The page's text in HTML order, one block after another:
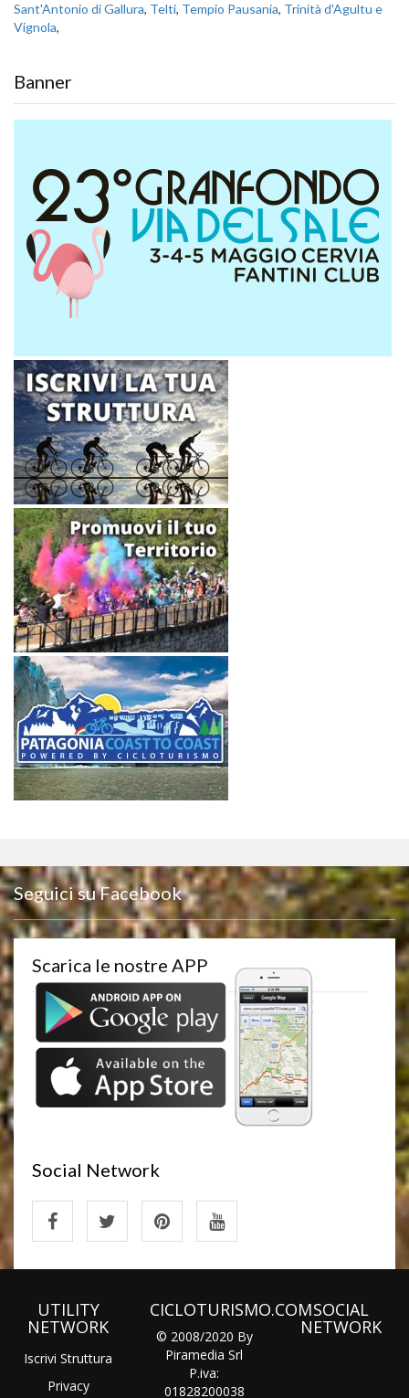
Sant'Antonio di Gallura, Telti, Tempio Pausania, Trinità d'Agultu e
Vignola,
Banner
Seguici su Facebook
Scarica le nostre APP
Social Network
UTILITY
NETWORK
Iscrivi Struttura
Privacy
CICLOTURISMO.COM
© 2008/2020 By
Piramedia Srl
P.iva:
01828200038
SOCIAL
NETWORK